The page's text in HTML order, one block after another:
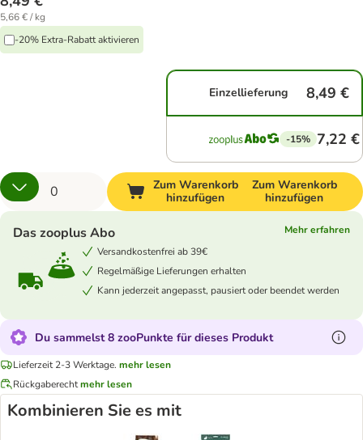
5,66 € / kg
-20% Extra-Rabatt aktivieren
Einzellieferung 8,49 €
-15% 7,22 €
Zum Warenkorb
hinzufügen
Zum Warenkorb
hinzufügen
Das zooplus Abo
Mehr erfahren
Versandkostenfrei ab 39€
Regelmäßige Lieferungen erhalten
Kann jederzeit angepasst, pausiert oder beendet werden
Du sammelst 8 zooPunkte für dieses Produkt
Lieferzeit 2-3 Werktage. mehr lesen
Rückgaberechtmehr lesen
Kombinieren Sie es mit